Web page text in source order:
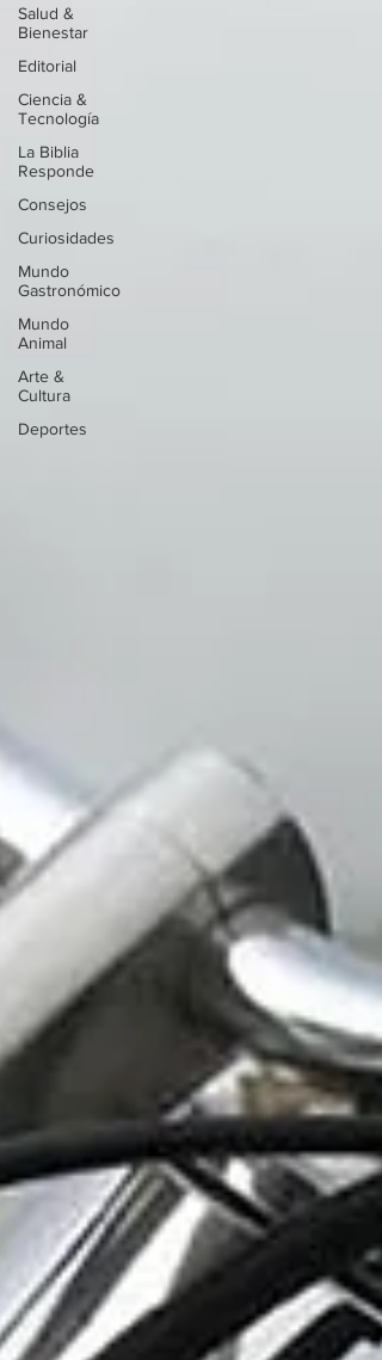
Salud &
Bienestar
Editorial
Ciencia &
Tecnología
La Biblia
Responde
Consejos
Curiosidades
Mundo
Gastronómico
Mundo
Animal
Arte &
Cultura
Deportes